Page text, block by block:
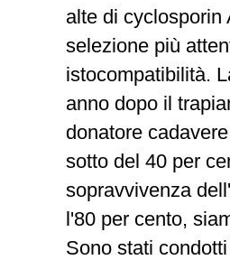
alte di cyclosporin
selezione più
istocompatibilità.
anno dopo il
donatore
sotto del 40 per
sopravvivenza
l'80 per cento,
Sono stati